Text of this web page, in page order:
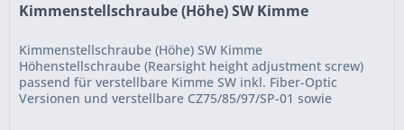
Kimmenstellschraube (Höhe) SW Kimme
Kimmenstellschraube (Höhe) SW Kimme
Höhenstellschraube (Rearsight height adjustment screw)
passend für verstellbare Kimme SW inkl. Fiber-Optic
Versionen und verstellbare CZ75/85/97/SP-01 sowie